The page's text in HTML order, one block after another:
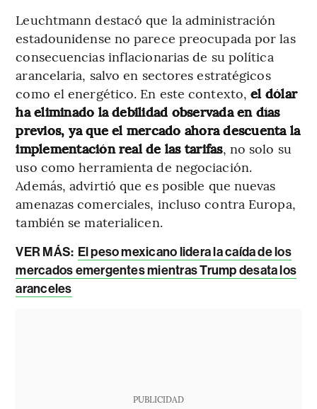
Leuchtmann destacó que la administración
estadounidense no parece preocupada por las
consecuencias inflacionarias de su política
arancelaria, salvo en sectores estratégicos
como el energético. En este contexto,el dólar
ha eliminado la debilidad observada en días
previos, ya que el mercado ahora descuenta la
implementación real de las tarifas, no solo su
uso como herramienta de negociación.
Además, advirtió que es posible que nuevas
amenazas comerciales, incluso contra Europa,
también se materialicen.
VER MÁS: El peso mexicano lidera la caída de los
mercados emergentes mientras Trump desata los
aranceles
PUBLICIDAD